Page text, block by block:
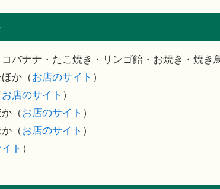
バナナ・たこ焼き・リンゴ飴・お焼き・焼き
か（お店のサイト ）
お店のサイト ）
（お店のサイト ）
（お店のサイト ）
ト ）